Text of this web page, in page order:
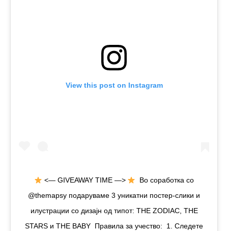
View this post on Instagram
<— GIVEAWAY TIME —>
⁠ Во соработка со
@themapsy подаруваме 3 уникатни постер-слики и
илустрации со дизајн од типот: THE ZODIAC, THE
STARS и THE BABY ⁠ Правила за учество:⁠ ⁠ 1. Следете